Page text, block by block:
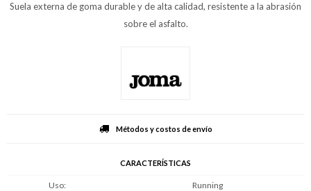
Suela externa de goma durable y de alta calidad, resistente a la abrasión
sobre el asfalto.
Métodos y costos de envío
CARACTERÍSTICAS
Uso
Running